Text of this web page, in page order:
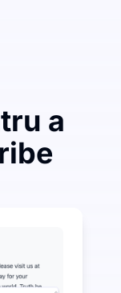
a
transcriere
de
mentale și